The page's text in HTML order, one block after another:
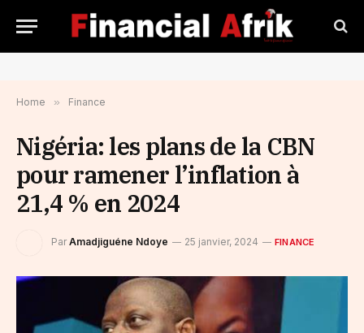
Home » Finance
Nigéria: les plans de la CBN
pour ramener l’inflation à
21,4 % en 2024
Par Amadjiguéne Ndoye 25 janvier, 2024 FINANCE